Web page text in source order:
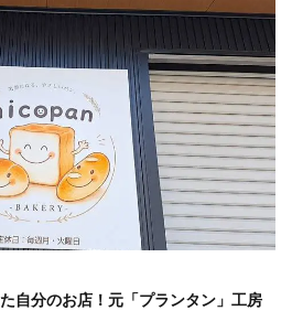
自分のお店！元「プランタン」工房